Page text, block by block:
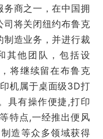
商之一，在中国拥
司将关闭纽约布鲁克
制造业务，并进行裁
其他团队，包括设
将继续留在布鲁克
机属于桌面级3D打
具有操作便捷,打印
特点,一经推出便风
造等众多领域获得